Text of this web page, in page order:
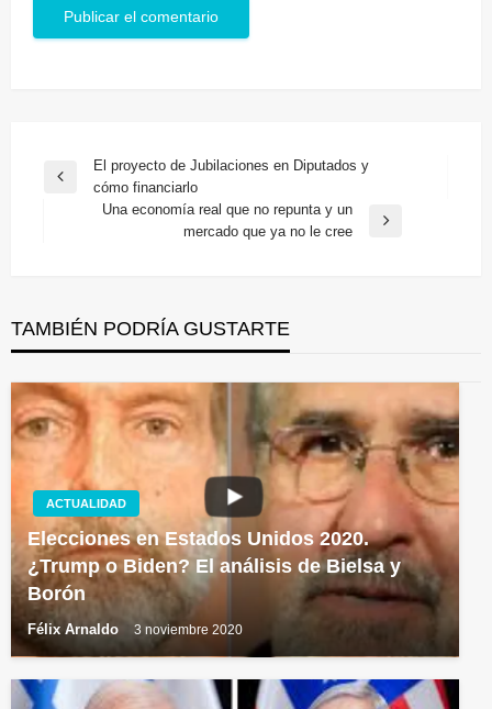
Navegación
Entrada
El proyecto de Jubilaciones en Diputados y
cómo financiarlo
Una economía real que no repunta y un
mercado que ya no le cree
TAMBIÉN PODRÍA GUSTARTE
ACTUALIDAD
Elecciones en Estados Unidos 2020.
¿Trump o Biden? El análisis de Bielsa y
Borón
Félix Arnaldo 3 noviembre 2020